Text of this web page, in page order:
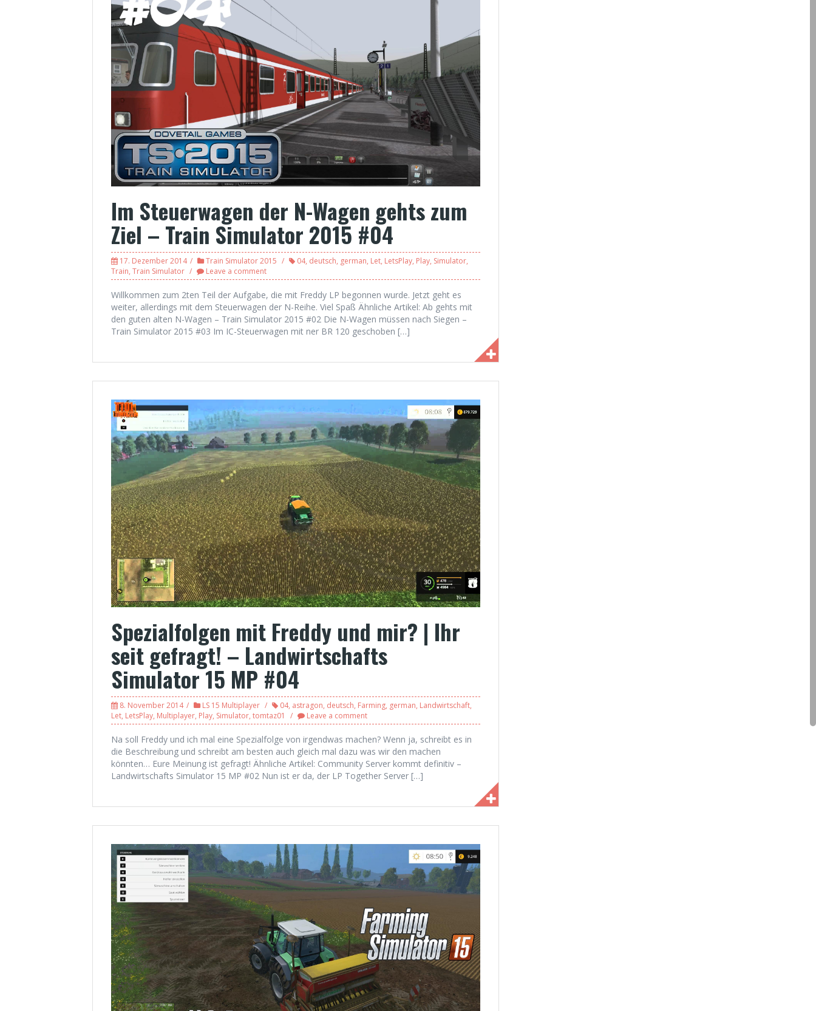
Im Steuerwagen der N-Wagen gehts zum
Ziel – Train Simulator 2015 #04
17. Dezember 2014 Train Simulator 2015 04, deutsch, german, Let, LetsPlay, Play, Simulator,
Train, Train Simulator Leave a comment
Willkommen zum 2ten Teil der Aufgabe, die mit Freddy LP begonnen wurde. Jetzt geht es
weiter, allerdings mit dem Steuerwagen der N-Reihe. Viel Spaß Ähnliche Artikel: Ab gehts mit
den guten alten N-Wagen – Train Simulator 2015 #02 Die N-Wagen müssen nach Siegen –
Train Simulator 2015 #03 Im IC-Steuerwagen mit ner BR 120 geschoben […]
Spezialfolgen mit Freddy und mir? | Ihr
seit gefragt! – Landwirtschafts
Simulator 15 MP #04
8. November 2014 LS 15 Multiplayer 04, astragon, deutsch, Farming, german, Landwirtschaft,
Let, LetsPlay, Multiplayer, Play, Simulator, tomtaz01 Leave a comment
Na soll Freddy und ich mal eine Spezialfolge von irgendwas machen? Wenn ja, schreibt es in
die Beschreibung und schreibt am besten auch gleich mal dazu was wir den machen
könnten… Eure Meinung ist gefragt! Ähnliche Artikel: Community Server kommt definitiv –
Landwirtschafts Simulator 15 MP #02 Nun ist er da, der LP Together Server […]